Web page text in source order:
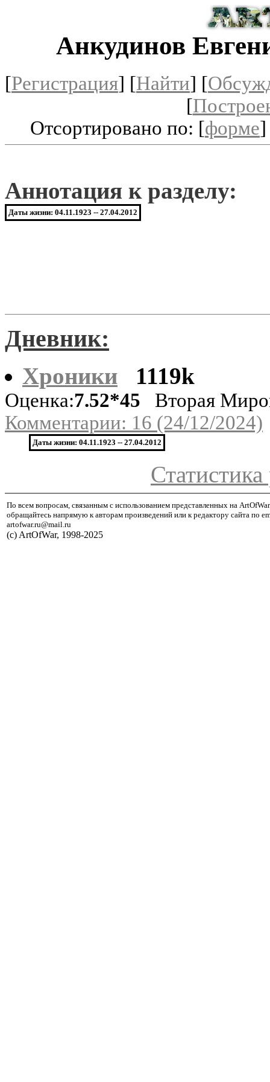
Анкудинов
[Регистрация] [Найти] [
[
Отсортировано по: [форме
Аннотация к разделу:
Даты жизни: 04.11.1923 -- 27.04.2012
Дневник:
Хроники 1119k
Оценка:7.52*45 Вторая
Комментарии: 16 (24/12/2024)
Даты жизни: 04.11.1923 -- 27.04.2012
Статистика
По всем вопросам, связанным с использованием представленных на
обращайтесь напрямую к авторам произведений или к редактору сайта по
artofwar.ru@mail.ru
(с) ArtOfWar, 1998-2025